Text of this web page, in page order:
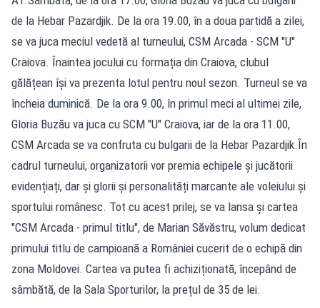
de la Hebar Pazardjik. De la ora 19.00, în a doua partidă a zilei,
se va juca meciul vedetă al turneului, CSM Arcada - SCM "U"
Craiova. Înaintea jocului cu formația din Craiova, clubul
gălățean își va prezenta lotul pentru noul sezon. Turneul se va
încheia duminică. De la ora 9.00, în primul meci al ultimei zile,
Gloria Buzău va juca cu SCM "U" Craiova, iar de la ora 11.00,
CSM Arcada se va confruta cu bulgarii de la Hebar Pazardjik.În
cadrul turneului, organizatorii vor premia echipele şi jucătorii
evidențiați, dar și glorii și personalități marcante ale voleiului și
sportului românesc. Tot cu acest prilej, se va lansa și cartea
"CSM Arcada - primul titlu", de Marian Săvăstru, volum dedicat
primului titlu de campioană a României cucerit de o echipă din
zona Moldovei. Cartea va putea fi achiziționată, începând de
sâmbătă, de la Sala Sporturilor, la prețul de 35 de lei.